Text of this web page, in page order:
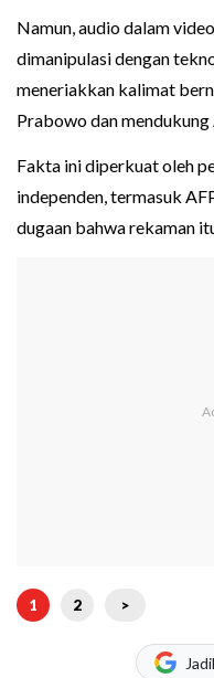
Namun, audio dalam
dimanipulasi dengan
meneriakkan kalimat
Prabowo dan mendukung
Fakta ini diperkuat oleh
independen, termasuk
dugaan bahwa rekaman
1 2 >